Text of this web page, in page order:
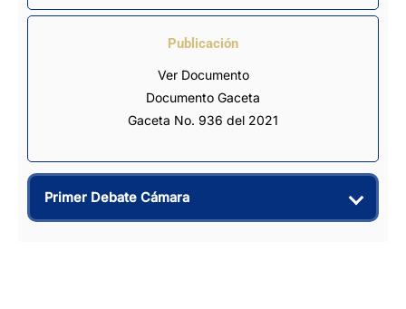
Publicación
Ver Documento
Documento Gaceta
Gaceta No. 936 del 2021
Primer Debate Cámara